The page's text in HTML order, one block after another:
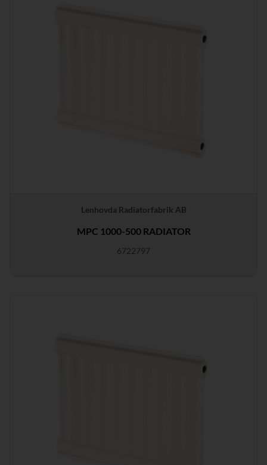
Lenhovda Radiatorfabrik AB
MPC 1000-500 RADIATOR
6722797